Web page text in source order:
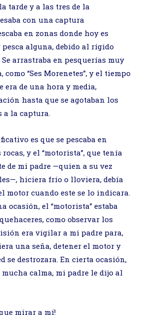
tarde y a las tres de la
con una captura
en zonas donde hoy es
alguna, debido al rígido
arrastraba en pesquerías muy
como “Ses Morenetes”, y el tiempo
era de una hora y media,
hasta que se agotaban los
a la captura.
es que se pescaba en
y el “motorista”, que tenía
de mi padre —quien a su vez
hiciera frío o lloviera, debía
motor cuando este se lo indicara.
ocasión, el “motorista” estaba
como observar los
era vigilar a mi padre para,
una seña, detener el motor y
se destrozara. En cierta ocasión,
calma, mi padre le dijo al
mirar a mí!